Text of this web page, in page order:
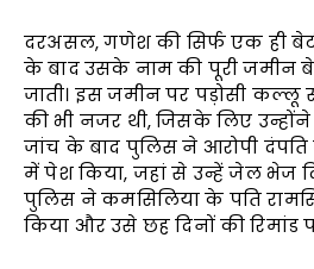
दरअसल, गणेश की सिर्फ एक ही
के बाद उसके नाम की पूरी जमीन
जाती। इस जमीन पर पड़ोसी
की भी नजर थी, जिसके लिए
जांच के बाद पुलिस ने आरोपी दंपति
में पेश किया, जहां से उन्हें जेल भेज
पुलिस ने कमसिलिया के पति
किया और उसे छह दिनों की रिमांड